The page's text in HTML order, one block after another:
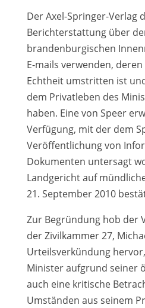
Der Axel-Springer-Verlag
Berichterstattung über
brandenburgischen
E-mails verwenden,
Echtheit umstritten ist
dem Privatleben des
haben. Eine von Speer
Verfügung, mit der dem
Veröffentlichung von
Dokumenten untersagt
Landgericht auf
21. September 2010
Zur Begründung hob der
der Zivilkammer 27,
Urteilsverkündung
Minister aufgrund seiner
auch eine kritische
Umständen aus seinem